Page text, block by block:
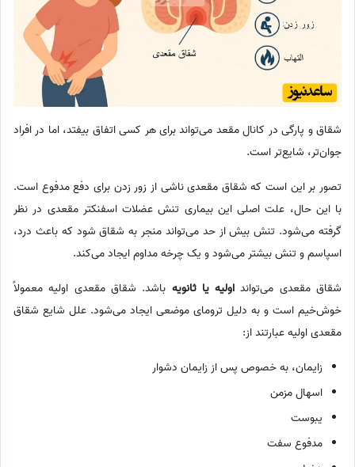
شقاق و پارگی در کانال مقعد می‌تواند برای هر کسی اتفاق بیفتد، اما در افراد
جوان‌تر، شایع‌تر است.
تصور بر این است که شقاق مقعدی ناشی از زور زدن برای دفع مدفوع است.
با این حال، علت اصلی این بیماری تنش عضلات اسفنکتر مقعدی در نظر
گرفته می‌شود. تنش بیش از حد می‌تواند منجر به شقاق شود که باعث درد،
اسپاسم و تنش بیشتر می‌شود و یک چرخه مداوم ایجاد می‌کند.
شقاق مقعدی می‌توانداولیه یا ثانویه باشد. شقاق مقعدی اولیه معمولاً
خوش‌خیم است و به دلیل ترومای موضعی ایجاد می‌شود. علل شایع شقاق
مقعدی اولیه عبارتند از:
زایمان، به خصوص پس از زایمان دشوار
اسهال مزمن
یبوست
مدفوع سفت